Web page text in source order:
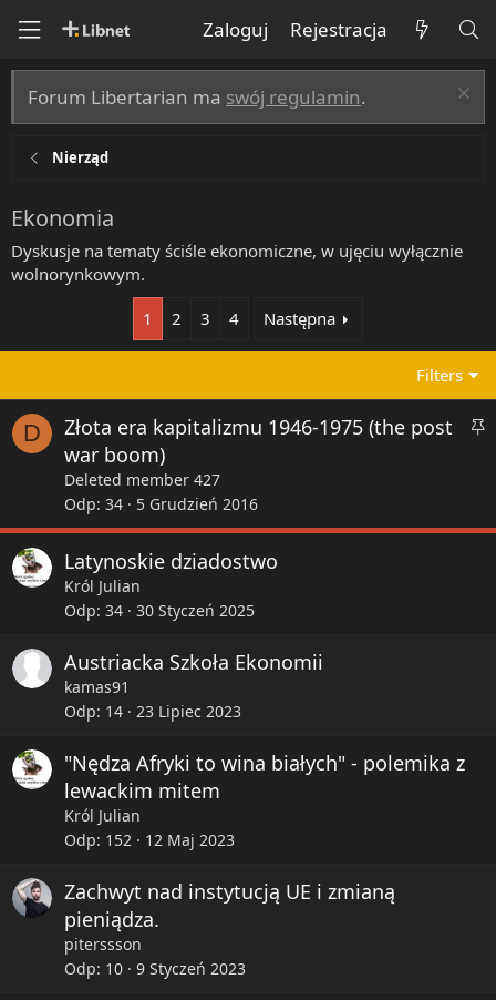
Zaloguj Rejestracja
Forum Libertarian ma swój regulamin.
Nierząd
Ekonomia
Dyskusje na tematy ściśle ekonomiczne, w ujęciu wyłącznie
wolnorynkowym.
1
2 3 4 Następna
Filters
D
P
k
Złota era kapitalizmu 1946-1975 (the post
war boom)
Deleted member 427
Odp 34 5 Grudzień 2016
Latynoskie dziadostwo
Król Julian
Odp 34 30 Styczeń 2025
Austriacka Szkoła Ekonomii
kamas91
Odp 14 23 Lipiec 2023
"Nędza Afryki to wina białych" - polemika z
lewackim mitem
Król Julian
Odp 152 12 Maj 2023
Zachwyt nad instytucją UE i zmianą
pieniądza.
piterssson
Odp 10 9 Styczeń 2023